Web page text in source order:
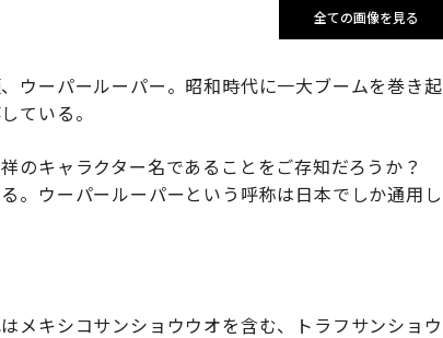
全ての画像を見る
ウーパールーパー。昭和時代に一大ブームを巻き起
ている。
のキャラクター名であることをご存知だろうか？
。ウーパールーパーという呼称は日本でしか通用し
メキシコサンショウウオを含む、トラフサンショウ